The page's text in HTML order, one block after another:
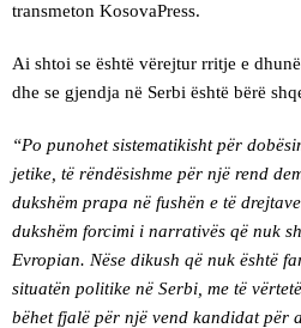
transmeton KosovaPress.
Ai shtoi se është vërejtur rritje e
dhe se gjendja në Serbi është bërë
“Po punohet sistematikisht për
jetike, të rëndësishme për një rend
dukshëm prapa në fushën e të
dukshëm forcimi i narrativës që nuk
Evropian. Nëse dikush që nuk është
situatën politike në Serbi, me të
bëhet fjalë për një vend kandidat për